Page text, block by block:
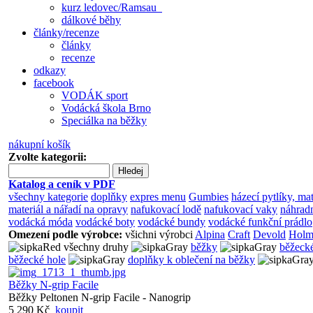
kurz ledovec/Ramsau
dálkové běhy
články/recenze
články
recenze
odkazy
facebook
VODÁK sport
Vodácká škola Brno
Speciálka na běžky
nákupní košík
Zvolte kategorii:
Hledej
Katalog a ceník v PDF
všechny kategorie doplňky expres menu Gumbies házecí pytlíky,
materiál a nářadí na opravy nafukovací lodě nafukovací vaky
vodácká móda vodácké boty vodácké bundy vodácké funkční prádlo
Omezení podle výrobce: všichni výrobci Alpina Craft Devold
všechny druhy
běžky
běžecké hole
doplňky k oblečení na běžky
Běžky N-grip Facile
Běžky Peltonen N-grip Facile - Nanogrip
5 290 Kč koupit